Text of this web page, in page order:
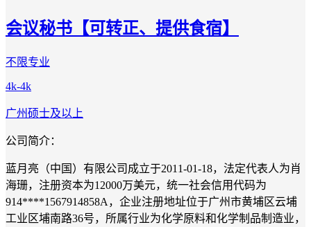
会议秘书【可转正、提供食宿】
不限专业
4k-4k
广州硕士及以上
公司简介：
蓝月亮（中国）有限公司成立于2011-01-18，法定代表人为肖
海珊，注册资本为12000万美元，统一社会信用代码为
914****1567914858A，企业注册地址位于广州市黄埔区云埔
工业区埔南路36号，所属行业为化学原料和化学制品制造业，